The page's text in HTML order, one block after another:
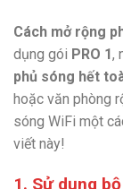
Cách mở rộng
dụng gói PRO 1,
phủ sóng hết
hoặc văn phòng
sóng WiFi một
viết này!
1. Sử dụng